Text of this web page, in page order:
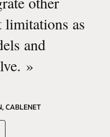
as
and
»
CABLENET